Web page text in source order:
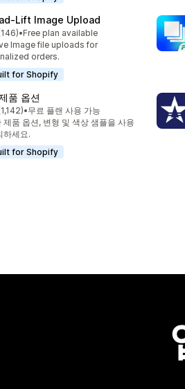
Image Upload
개 중
146개
•Free plan available
Image file uploads for
orders.
for Shopify
품 옵션
개 중
1142개
•무료 플랜 사용 가능
제품 옵션, 변형 및 색상 샘플을 사용
하세요.
for Shopify